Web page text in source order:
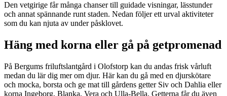
Den vetgirige får många chanser till guidade visningar, lässtunder
och annat spännande runt staden. Nedan följer ett urval aktiviteter
som du kan njuta av under påsklovet.
Häng med korna eller gå på getpromenad
På Bergums friluftslantgård i Olofstorp kan du andas frisk vårluft
medan du lär dig mer om djur. Här kan du gå med en djurskötare
och mocka, borsta och ge mat till gårdens getter Siv och Dahlia eller
korna Ingeborg, Blanka, Vera och Ulla-Bella. Getterna får du även